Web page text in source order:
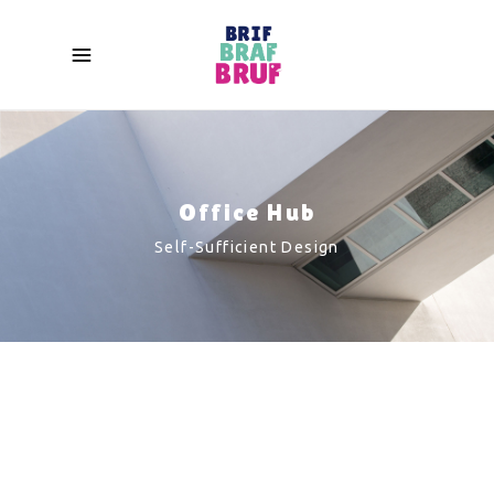
Office Hub
Self-Sufficient Design